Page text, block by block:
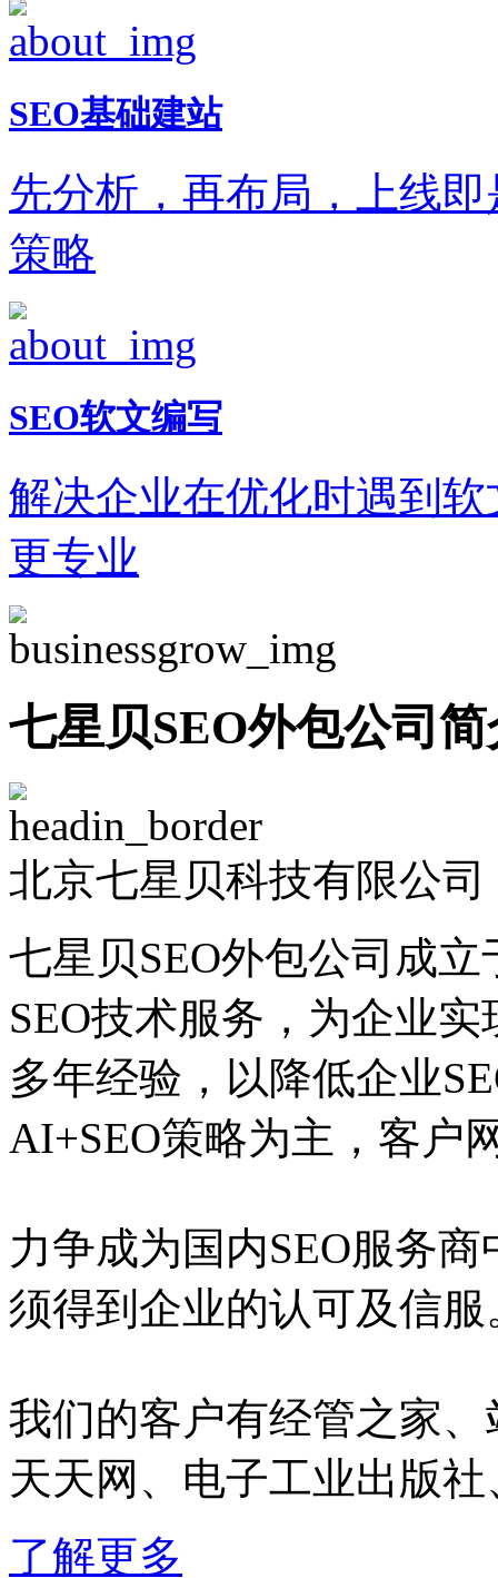
SEO基础建站
先分析，再布局，上线
策略
SEO软文编写
解决企业在优化时遇到
更专业
七星贝SEO外包公司简
北京七星贝科技有限公
七星贝SEO外包公司成
SEO技术服务，为企业
多年经验，以降低企业
AI+SEO策略为主，客户
力争成为国内SEO服务
须得到企业的认可及信服
我们的客户有经管之家
天天网、电子工业出版
了解更多